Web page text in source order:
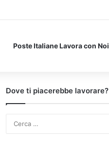
Poste Italiane Lavora con Noi
Dove ti piacerebbe lavorare?